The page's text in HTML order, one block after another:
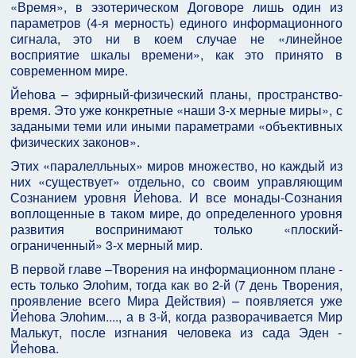
«Время», в эзотерическом Договоре лишь один из
параметров (4-я мерность) единого информационного
сигнала, это ни в коем случае не «линейное
восприятие шкалы времени», как это принято в
современном мире.
Йеhова – эфирный-физический планы, пространство-
время. Это уже конкретные «наши 3-х мерные миры», с
задаными теми или иными параметрами «объективных
физических законов».
Этих «паралелльных» миров множество, но каждый из
них «существует» отдельно, со своим управляющим
Сознанием уровня Йеhова. И все монады-Сознания
воплощенные в таком мире, до определенного уровня
развития воспринимают только «плоский-
ограниченный» 3-х мерный мир.
В первой главе –Творения на информационном плане -
есть только Элоhим, тогда как во 2-й (7 день Творения,
проявление всего Мира Действия) – появляется уже
Йеhова Элоhим...., а в 3-й, когда разворачивается Мир
Малькут, после изгнания человека из сада Эден -
Йеhова.